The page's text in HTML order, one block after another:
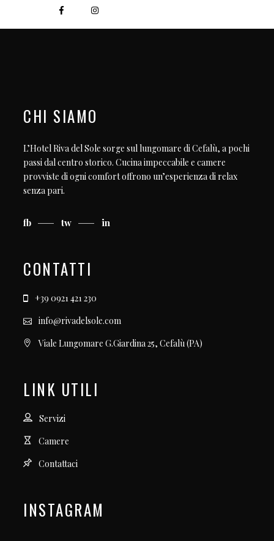
CHI SIAMO
L’Hotel Riva del Sole sorge sul lungomare di Cefalù, a pochi
passi dal centro storico. Cucina impeccabile e camere
provviste di ogni comfort offrono un’esperienza di relax
senza pari.
fb tw in
CONTATTI
+39 0921 421 230
info@rivadelsole.com
Viale Lungomare G.Giardina 25, Cefalù (PA)
LINK UTILI
Servizi
Camere
Contattaci
INSTAGRAM